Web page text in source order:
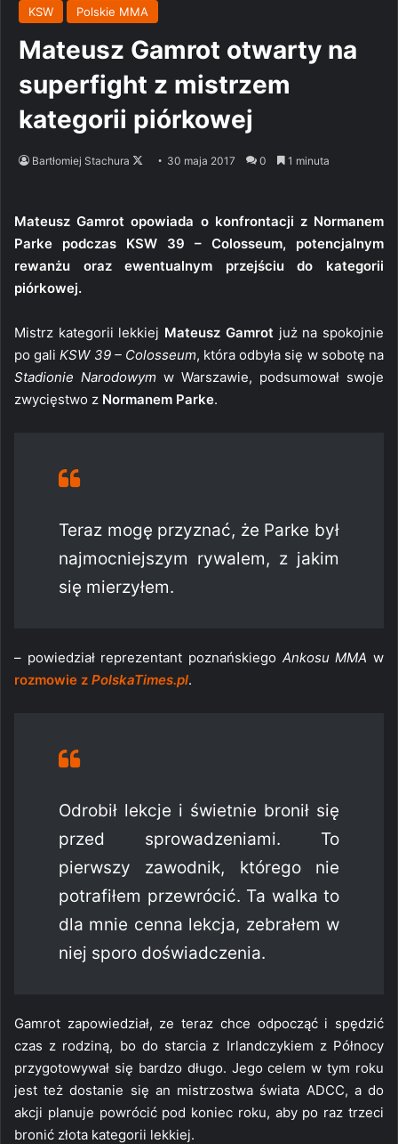
KSW Polskie MMA
Mateusz Gamrot otwarty na
superfight z mistrzem
kategorii piórkowej
Bartłomiej Stachura
Follow30 maja 2017 0 1 minuta
Mateusz Gamrot opowiada o konfrontacji z Normanem
Parke podczas KSW 39 – Colosseum, potencjalnym
rewanżu oraz ewentualnym przejściu do kategorii
piórkowej.
Mistrz kategorii lekkiej Mateusz Gamrot już na spokojnie
po galiKSW 39 – Colosseum, która odbyła się w sobotę na
Stadionie Narodowym w Warszawie, podsumował swoje
zwycięstwo z Normanem Parke.
Teraz mogę przyznać, że Parke był
najmocniejszym rywalem, z jakim
się mierzyłem.
– powiedział reprezentant poznańskiego Ankosu MMA w
rozmowie z PolskaTimes.pl.
Odrobił lekcje i świetnie bronił się
przed sprowadzeniami. To
pierwszy zawodnik, którego nie
potrafiłem przewrócić. Ta walka to
dla mnie cenna lekcja, zebrałem w
niej sporo doświadczenia.
Gamrot zapowiedział, ze teraz chce odpocząć i spędzić
czas z rodziną, bo do starcia z Irlandczykiem z Północy
przygotowywał się bardzo długo. Jego celem w tym roku
jest też dostanie się an mistrzostwa świata ADCC, a do
akcji planuje powrócić pod koniec roku, aby po raz trzeci
bronić złota kategorii lekkiej.